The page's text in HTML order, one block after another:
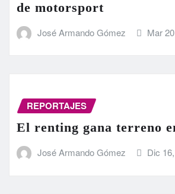
de motorsport
José Armando Gómez Mar
REPORTAJES
El renting gana terreno
José Armando Gómez Dic